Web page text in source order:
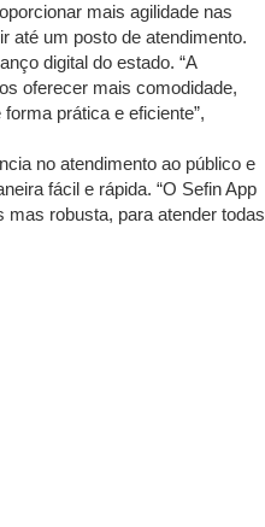
mais agilidade nas
até um posto de atendimento.
digital do estado. “A
oferecer mais comodidade,
prática e eficiente”,
no atendimento ao público e
fácil e rápida. “O Sefin App
robusta, para atender todas